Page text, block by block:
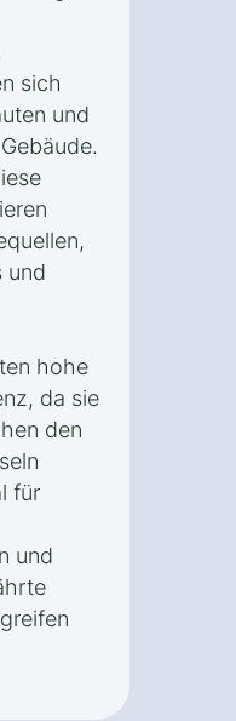
sich
und
und
hohe
da sie
den
für
und